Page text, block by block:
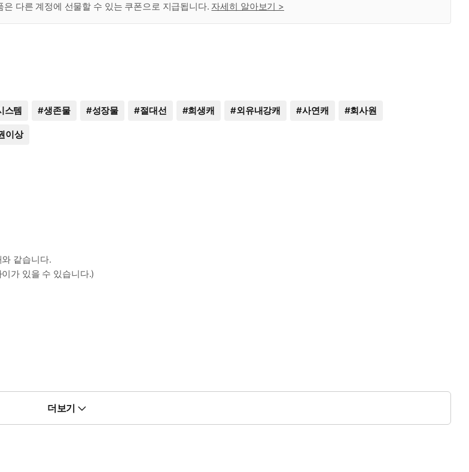
다른 계정에 선물할 수 있는 쿠폰으로 지급됩니다. 자세히 알아보기 >
스템 #생존물 #성장물 #절대선 #희생캐 #외유내강캐 #사연캐 #회사원
이상
같습니다.
가 있을 수 있습니다.)
더보기